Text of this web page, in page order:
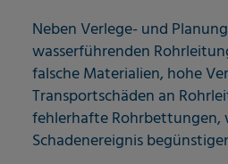
Neben Verlege- und
wasserführenden
falsche Materialien, hohe
Transportschäden an
fehlerhafte Rohrbettungen,
Schadenereignis